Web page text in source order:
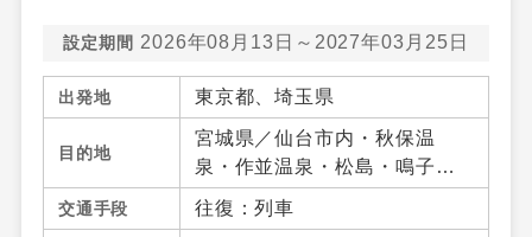
設定期間 2026年08月13日～2027年03月25日
出発地 東京都、埼玉県
目的地
宮城県／仙台市内・秋保温
泉・作並温泉・松島・鳴子温
泉郷・宮城蔵王・白石・笹
谷・南三陸・気仙沼・宮城県
交通手段 往復：列車